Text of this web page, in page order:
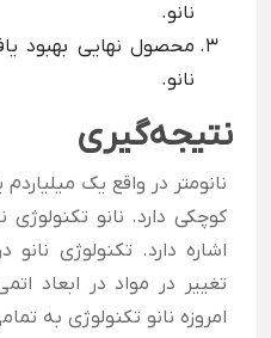
نانو.
محصول نهایی بهبود
نانو.
نتیجه‌گیری
نانومتر در واقع یک
کوچکی دارد. نانو
اشاره دارد. تکنولوژی
تغییر در مواد در ابعاد
امروزه نانو تکنولوژی به